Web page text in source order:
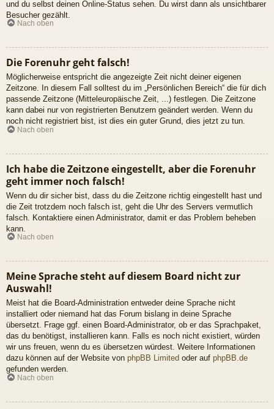
und du selbst deinen Online-Status sehen. Du wirst dann als unsichtbarer
Besucher gezählt.
Nach oben
Die Forenuhr geht falsch!
Möglicherweise entspricht die angezeigte Zeit nicht deiner eigenen
Zeitzone. In diesem Fall solltest du im „Persönlichen Bereich“ die für dich
passende Zeitzone (Mitteleuropäische Zeit, ...) festlegen. Die Zeitzone
kann dabei nur von registrierten Benutzern geändert werden. Wenn du
noch nicht registriert bist, ist dies ein guter Grund, dies jetzt zu tun.
Nach oben
Ich habe die Zeitzone eingestellt, aber die Forenuhr
geht immer noch falsch!
Wenn du dir sicher bist, dass du die Zeitzone richtig eingestellt hast und
die Zeit trotzdem noch falsch ist, geht die Uhr des Servers vermutlich
falsch. Kontaktiere einen Administrator, damit er das Problem beheben
kann.
Nach oben
Meine Sprache steht auf diesem Board nicht zur
Auswahl!
Meist hat die Board-Administration entweder deine Sprache nicht
installiert oder niemand hat das Forum bislang in deine Sprache
übersetzt. Frage ggf. einen Board-Administrator, ob er das Sprachpaket,
das du benötigst, installieren kann. Falls es noch nicht existiert, würden
wir uns freuen, wenn du es übersetzen würdest. Weitere Informationen
dazu können auf der Website von phpBB Limited oder auf phpBB.de
gefunden werden.
Nach oben